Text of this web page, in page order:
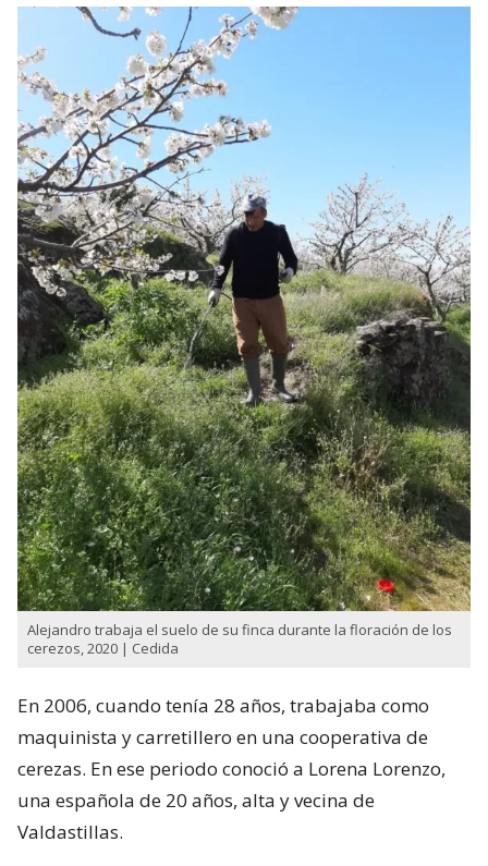
Alejandro trabaja el suelo de su finca durante la floración de los
cerezos, 2020 | Cedida
En 2006, cuando tenía 28 años, trabajaba como
maquinista y carretillero en una cooperativa de
cerezas. En ese periodo conoció a Lorena Lorenzo,
una española de 20 años, alta y vecina de
Valdastillas.